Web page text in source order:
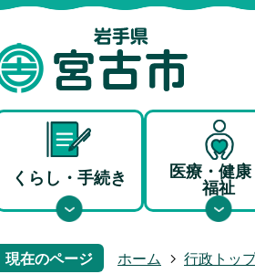
くらし・手続き
医療・健康
福祉
現在のページ ホーム 行政トッ